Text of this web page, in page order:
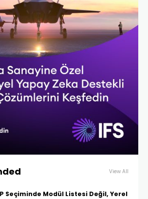
View All
Seçiminde Modül Listesi Değil, Yerel